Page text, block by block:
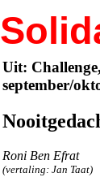
Uit:
september/
Roni Ben Efrat
(vertaling: Jan Taat)